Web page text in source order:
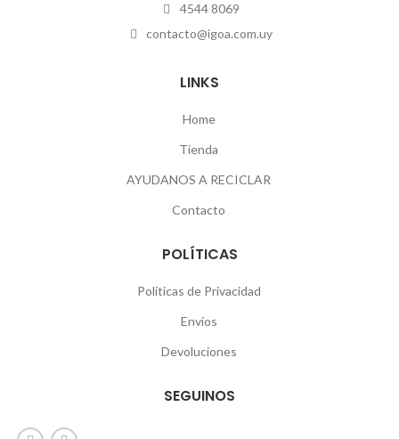
4544 8069
contacto@igoa.com.uy
LINKS
Home
Tienda
AYUDANOS A RECICLAR
Contacto
POLÍTICAS
Políticas de Privacidad
Envíos
Devoluciones
SEGUINOS